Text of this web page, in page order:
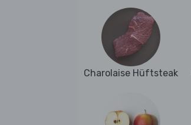
Charolaise Hüftsteak